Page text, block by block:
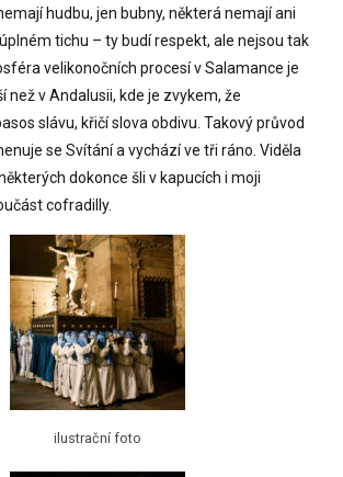
hudbu, jen bubny, některá nemají ani
tichu – ty budí respekt, ale nejsou tak
velikonočních procesí v Salamance je
než v Andalusii, kde je zvykem, že
slávu, křičí slova obdivu. Takový průvod
se Svítání a vychází ve tři ráno. Viděla
dokonce šli v kapucích i moji
cofradilly.
ilustrační foto